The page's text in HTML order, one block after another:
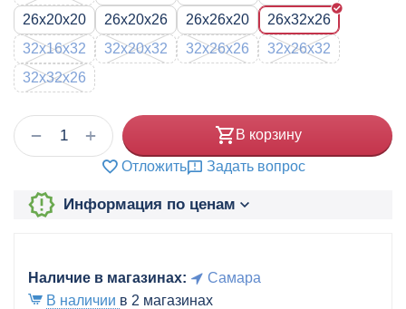
26x20x20
26x20x26 26x26x20
26x32x26
32x16x32
32x20x32 32x26x26
32x26x32
32x32x26
+
− В корзину
Отложить Задать вопрос
Информация по ценам
Наличие в магазинах:
Самара
В наличии в 2 магазинах